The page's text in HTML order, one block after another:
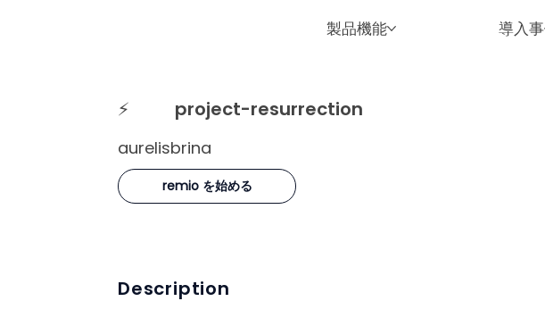
製品機能 導入
⚡ project-resurrection
aurelisbrina
remio を始める
Description